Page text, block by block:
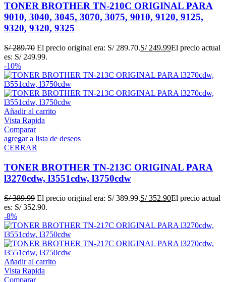
TONER BROTHER TN-210C ORIGINAL PARA
9010, 3040, 3045, 3070, 3075, 9010, 9120, 9125,
9320, 9320, 9325
S/289.70 El precio original era: S/ 289.70.S/249.99El precio actual
es: S/ 249.99.
-10%
Añadir al carrito
Vista Rapida
Comparar
agregar a lista de deseos
CERRAR
TONER BROTHER TN-213C ORIGINAL PARA
l3270cdw, l3551cdw, l3750cdw
S/389.99 El precio original era: S/ 389.99.S/352.90El precio actual
es: S/ 352.90.
-8%
Añadir al carrito
Vista Rapida
Comparar